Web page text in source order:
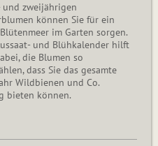
zweijährigen
können Sie für ein
im Garten sorgen.
und Blühkalender hilft
die Blumen so
dass Sie das gesamte
Wildbienen und Co.
bieten können.